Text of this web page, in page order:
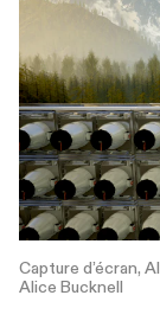
Capture d’écran,
Alice Bucknell